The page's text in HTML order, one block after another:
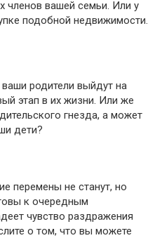
членов вашей семьи. Или у
подобной недвижимости.
родители выйдут на
этап в их жизни. Или же
гнезда, а может
дети?
перемены не станут, но
к очередным
чувство раздражения
о том, что вы можете